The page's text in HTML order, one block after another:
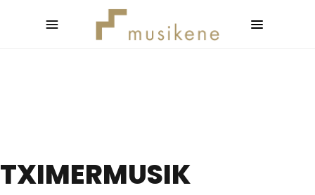
TXIMERMUSIK